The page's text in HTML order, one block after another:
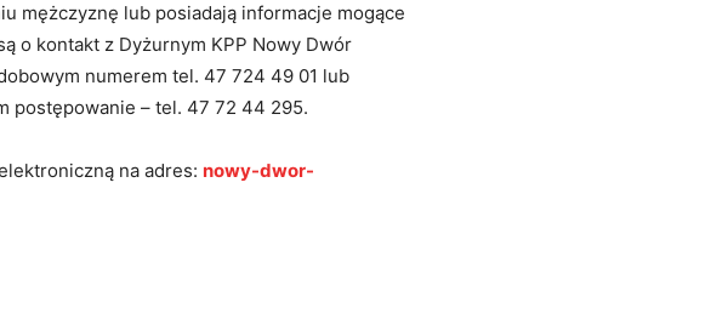
mężczyznę lub posiadają informacje mogące
o kontakt z Dyżurnym KPP Nowy Dwór
numerem tel. 47 724 49 01 lub
postępowanie – tel. 47 72 44 295.
na adres: nowy-dwor-